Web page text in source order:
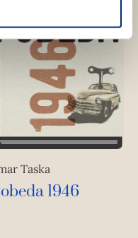
Taska
1946